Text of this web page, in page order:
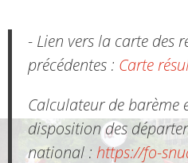
- Lien vers la carte des
précédentes : Carte
Calculateur de barème
disposition des
national : https://fo-